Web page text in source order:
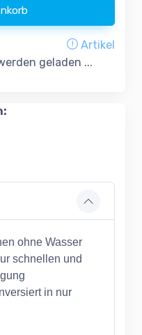
Artikel
geladen ...
ohne Wasser
schnellen und
in nur